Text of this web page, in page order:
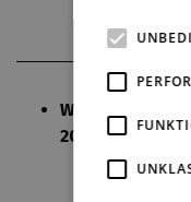
2025 auf der